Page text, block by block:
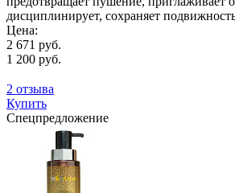
дисциплинирует, сохраняет
Цена:
2 671 руб.
1 200 руб.
2 отзыва
Купить
Спецпредложение